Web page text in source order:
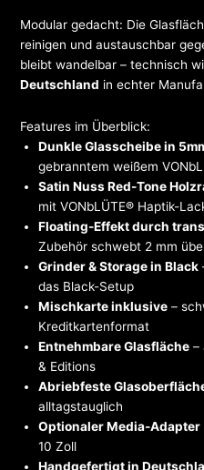
Modular gedacht: Die
reinigen und austauschbar
bleibt wandelbar – technisch
Deutschland in echter
Features im Überblick:
Dunkle Glasscheibe in
gebranntem weißem
Satin Nuss Red-Tone
mit VONbLÜTE® Haptik-
Floating-Effekt durch
Zubehör schwebt 2 mm
Grinder & Storage in Black
das Black-Setup
Mischkarte inklusive –
Kreditkartenformat
Entnehmbare Glasfläche –
& Editions
Abriebfeste
alltagstauglich
Optionaler Media-Adapter
10 Zoll
Handgefertigt in